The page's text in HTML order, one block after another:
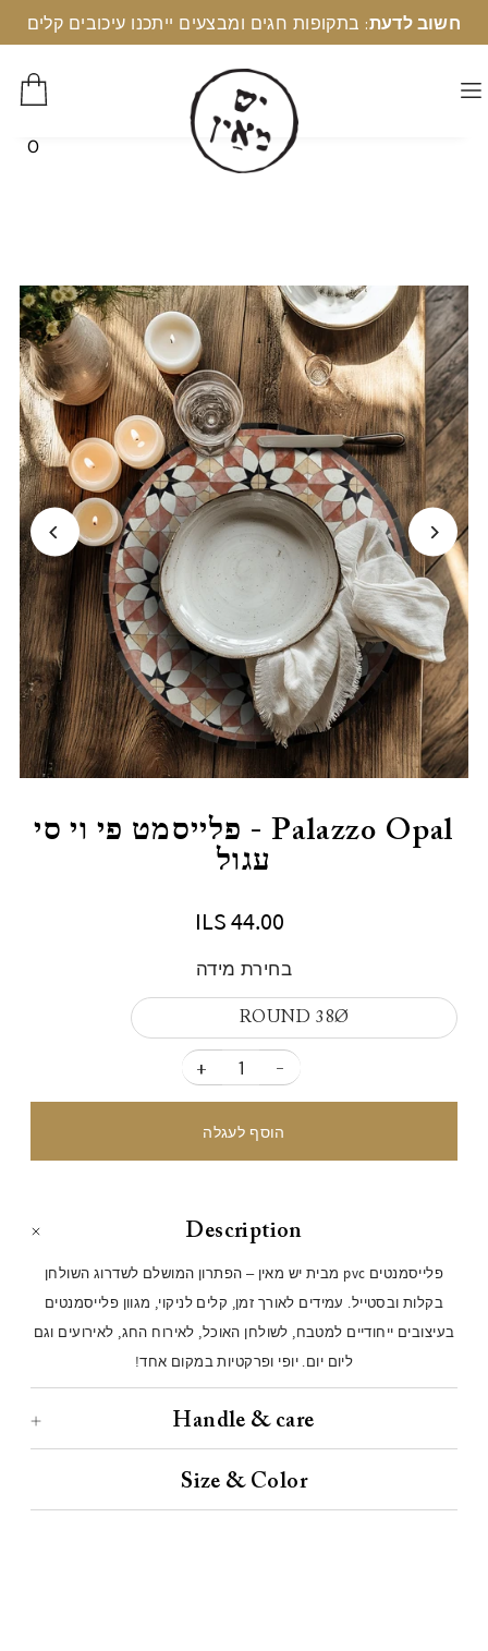
חשוב לדעת: בתקופות חגים ומבצעים ייתכנו עיכובים קלים
0
Palazzo Opal - פלייסמט פי וי סי
עגול
ILS 44.00
בחירת מידה
ROUND 38Ø
-
+
Description
פלייסמנטים pvc מבית יש מאין – הפתרון המושלם לשדרוג השולחן
בקלות ובסטייל. עמידים לאורך זמן, קלים לניקוי, מגוון פלייסמנטים
בעיצובים ייחודיים למטבח, לשולחן האוכל, לאירוח החג, לאירועים וגם
ליום יום. יופי ופרקטיות במקום אחד!
Handle & care
Size & Color